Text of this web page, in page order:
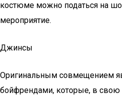
костюме можно податься на
мероприятие.
Джинсы
Оригинальным совмещением
бойфрендами, которые, в свою